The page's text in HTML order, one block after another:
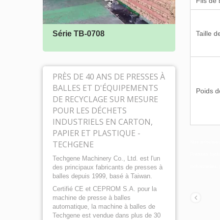
Série TB-0708
PRÈS DE 40 ANS DE PRESSES À
BALLES ET D'ÉQUIPEMENTS
DE RECYCLAGE SUR MESURE
POUR LES DÉCHETS
INDUSTRIELS EN CARTON,
PAPIER ET PLASTIQUE -
TECHGENE
Techgene Machinery Co., Ltd. est l'un
des principaux fabricants de presses à
balles depuis 1999, basé à Taiwan.
Certifié CE et CEPROM S.A. pour la
machine de presse à balles
automatique, la machine à balles de
Techgene est vendue dans plus de 30
Taille
Poids